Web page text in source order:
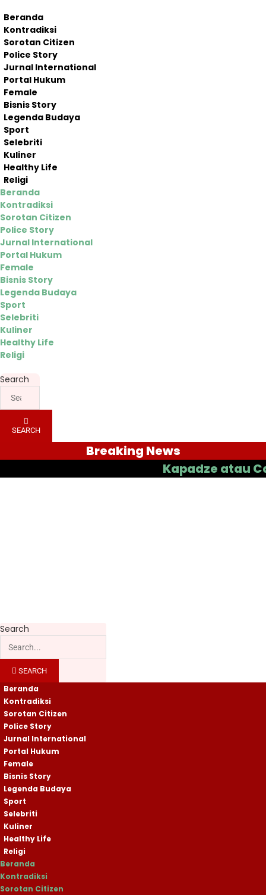
Beranda
Kontradiksi
Sorotan Citizen
Police Story
Jurnal International
Portal Hukum
Female
Bisnis Story
Legenda Budaya
Sport
Selebriti
Kuliner
Healthy Life
Religi
Beranda
Kontradiksi
Sorotan Citizen
Police Story
Jurnal International
Portal Hukum
Female
Bisnis Story
Legenda Budaya
Sport
Selebriti
Kuliner
Healthy Life
Religi
Search
SEARCH
Breaking News
Kapadze atau Casas
Search
SEARCH
Beranda
Kontradiksi
Sorotan Citizen
Police Story
Jurnal International
Portal Hukum
Female
Bisnis Story
Legenda Budaya
Sport
Selebriti
Kuliner
Healthy Life
Religi
Beranda
Kontradiksi
Sorotan Citizen